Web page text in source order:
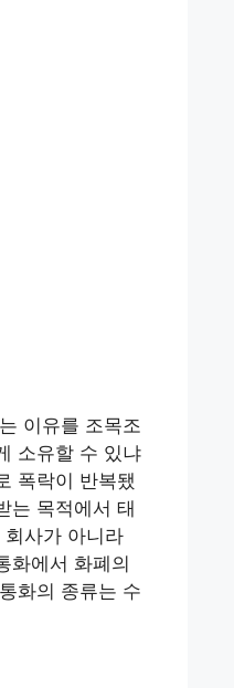
이유를 조목조
소유할 수 있냐
폭락이 반복됐
는 목적에서 태
사가 아니라
화에서 화폐의
화의 종류는 수